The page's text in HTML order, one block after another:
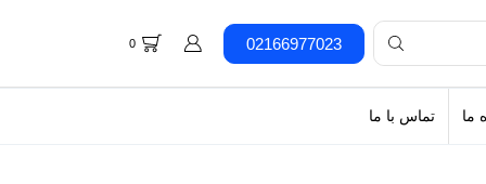
02166977023
0
ما تماس با ما